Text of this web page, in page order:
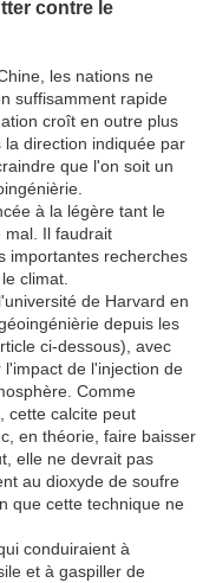
contre le
les nations ne
suffisamment rapide
croît en outre plus
direction indiquée par
que l'on soit un
à la légère tant le
mal. Il faudrait
importantes recherches
climat.
de Harvard en
depuis les
ci-dessous), avec
de l'injection de
Comme
cette calcite peut
en théorie, faire baisser
elle ne devrait pas
au dioxyde de soufre
que cette technique ne
conduiraient à
et à gaspiller de